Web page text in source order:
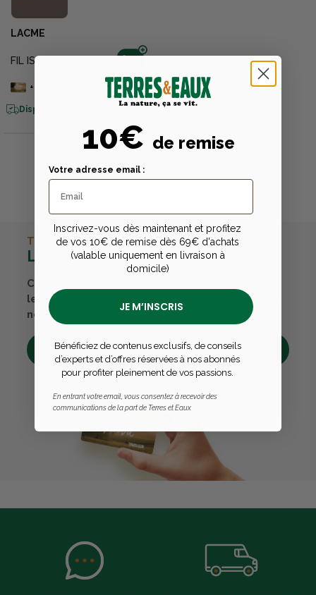
LACME
FIL ISOLANT FISOL 25
+ sur la carte
Disponible en livraison
TERRES & EAUX
La carte avantages
Cumulez des points passions et convertissez-
les en bons cadeaux. Bénéficiez également de
nombreux autres avantages.
Découvrez tous ses avantages
10€ de remise
Votre adresse email :
Inscrivez-vous dès maintenant et profitez
de vos 10€ de remise dès 69€ d'achats
(valable uniquement en livraison à
domicile)
JE M’INSCRIS
Bénéficiez de contenus exclusifs, de conseils
d’experts et d’offres réservées à nos abonnés
pour profiter pleinement de vos passions.
En entrant votre email, vous consentez à recevoir des
communications de la part de Terres et Eaux